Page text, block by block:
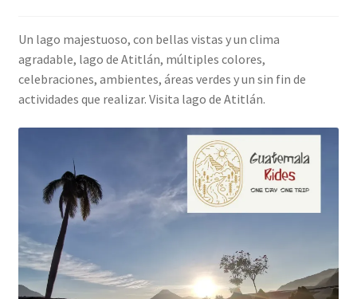
Un lago majestuoso, con bellas vistas y un clima
agradable, lago de Atitlán, múltiples colores,
celebraciones, ambientes, áreas verdes y un sin fin de
actividades que realizar. Visita lago de Atitlán.